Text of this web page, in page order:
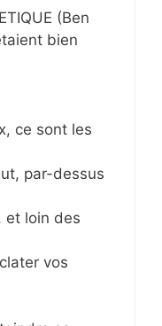
(Ben
bien
ce sont les
par-dessus
et loin des
vos